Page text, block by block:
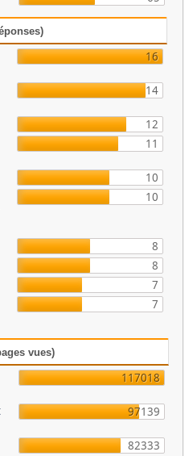
16
14
12
11
10
10
8
8
7
7
vues)
117018
97139
82333